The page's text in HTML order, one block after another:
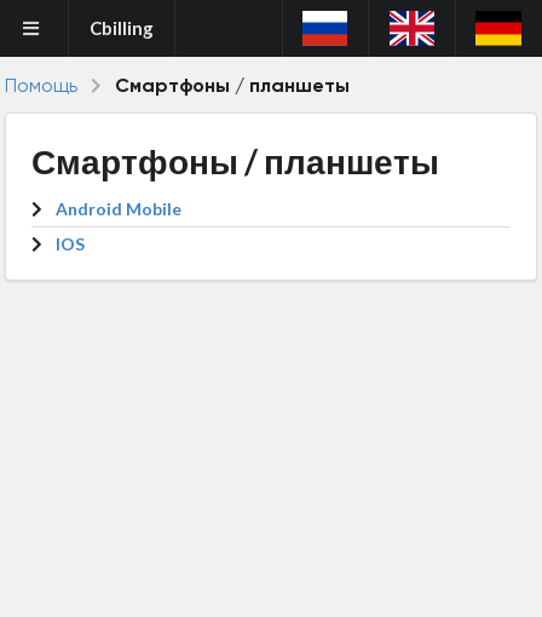
Cbilling
Помощь Смартфоны / планшеты
Смартфоны / планшеты
Android Mobile
IOS